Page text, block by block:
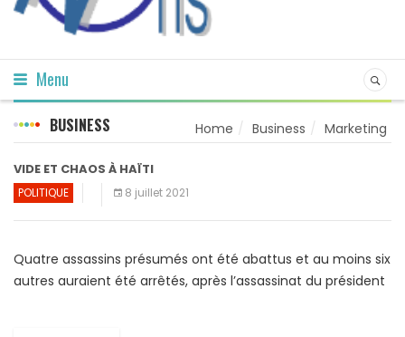
Menu
BUSINESS Home Business Marketing
VIDE ET CHAOS À HAÏTI
POLITIQUE 8 juillet 2021
Quatre assassins présumés ont été abattus et au moins six
autres auraient été arrêtés, après l’assassinat du président